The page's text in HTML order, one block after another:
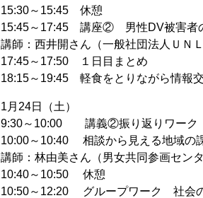
15:30～15:45 休憩
15:45～17:45 講座② 男性DV被害者
講師：西井開さん（一般社団法人ＵＮ
17:45～17:50 １日目まとめ
18:15～19:45 軽食をとりながら情報
1月24日（土）
9:30～10:00 講義②振り返りワーク
10:00～10:40 相談から見える地域の
講師：林由美さん（男女共同参画セン
10:40～10:50 休憩
10:50～12:20 グループワーク 社会の